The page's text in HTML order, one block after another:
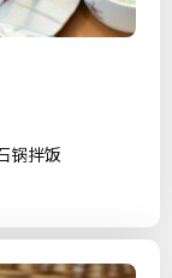
锅拌饭